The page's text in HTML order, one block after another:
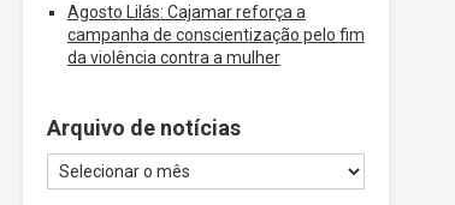
Agosto Lilás: Cajamar reforça a
campanha de conscientização pelo fim
da violência contra a mulher
Arquivo de notícias